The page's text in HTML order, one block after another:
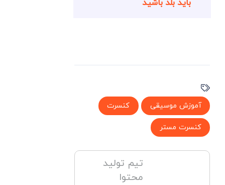
باید بلد باشید
آموزش موسیقی کنسرت
کنسرت مستر
تیم تولید
محتوا